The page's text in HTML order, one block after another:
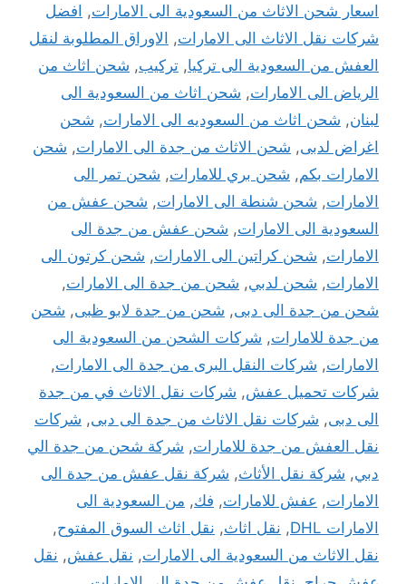
اسعار شحن الاثاث من السعودية الى الامارات, افضل
شركات نقل الاثاث الى الامارات, الاوراق المطلوبة لنقل
العفش من السعودية الى تركيا, تركيب, شحن اثاث من
الرياض الى الامارات, شحن اثاث من السعودية الى
لبنان, شحن اثاث من السعوديه الى الامارات, شحن
اغراض لدبى, شحن الاثاث من جدة الى الامارات, شحن
الامارات بكم, شحن بري للامارات, شحن تمر الى
الامارات, شحن شنطة الى الامارات, شحن عفش من
السعودية الى الامارات, شحن عفش من جدة الى
الامارات, شحن كراتين الى الامارات, شحن كرتون الى
الامارات, شحن لدبي, شحن من جدة الى الامارات,
شحن من جدة الى دبى, شحن من جدة لابو ظبى, شحن
من جدة للامارات, شركات الشحن من السعودية الى
الامارات, شركات النقل البرى من جدة الى الامارات,
شركات تحميل عفش, شركات نقل الاثاث في من جدة
الى دبى, شركات نقل الاثاث من جدة الى دبى, شركات
نقل العفش من جدة للامارات, شركة شحن من جدة الي
دبي, شركة نقل الأثاث, شركة نقل عفش من جدة الى
الامارات, عفش للامارات, فك, من السعودية الى
الامارات DHL
, نقل اثاث, نقل اثاث السوق المفتوح,
نقل الاثاث من السعودية الى الامارات, نقل عفش, نقل